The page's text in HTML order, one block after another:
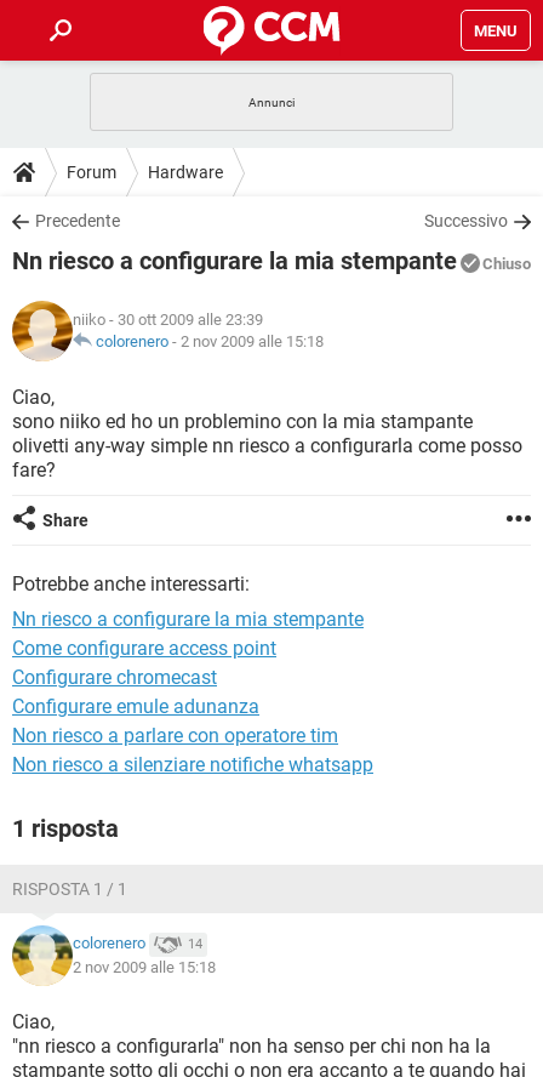
MENU
INTRATTENIMENTO
iOS
INSTAGRAM WHATSAPP
TIKTOK
HARDWARE
GUIDE
COVID-19
INSTAGRAM
TIKTOK
HARDWARE
DOWNLOAD
COVID-19 GAMING
INTRATTENIMENTO
iOS WINDOWS 10
INSTAGRAM
TIKTOK FACEBOOK
HARDWARE
COVID-19
INTRATTENIMENTO
iOS
INSTAGRAM WHATSAPP
HARDWARE
GLOSSARIO
COVID-19
INTRATTENIMENTO ANDROID
iOS
INSTAGRAM
HARDWARE
Forum Hardware
Precedente Successivo
Nn riesco a configurare la mia stempante Chiuso
niiko - 30 ott 2009 alle 23:39
colorenero - 2 nov 2009 alle 15:18
Ciao,
sono niiko ed ho un problemino con la mia stampante
olivetti any-way simple nn riesco a configurarla come posso
fare?
Share
Potrebbe anche interessarti:
Nn riesco a configurare la mia stempante
Come configurare access point
Configurare chromecast
Configurare emule adunanza
Non riesco a parlare con operatore tim
Non riesco a silenziare notifiche whatsapp
1 risposta
RISPOSTA 1 / 1
colorenero 14
2 nov 2009 alle 15:18
Ciao,
"nn riesco a configurarla" non ha senso per chi non ha la
stampante sotto gli occhi o non era accanto a te quando hai